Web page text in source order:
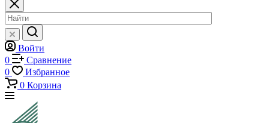
Войти
0
Сравнение
0
Избранное
0 Корзина